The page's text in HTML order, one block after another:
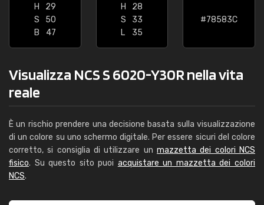
H
29
S
50
B
47
H
28
S
33
L
35
#78583C
Visualizza NCS S 6020-Y30R nella vita
reale
È un rischio prendere una decisione basata sulla visualizzazione
di un colore su uno schermo digitale. Per essere sicuri del colore
corretto, si consiglia di utilizzare un mazzetta dei colori NCS
fisico. Su questo sito puoi acquistare un mazzetta dei colori
NCS.